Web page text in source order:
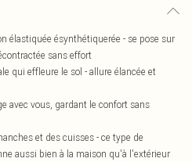
élastiquée ésynthétiquerée - se pose sur
sans effort
qui effleure le sol - allure élancée et
avec vous, gardant le confort sans
et des cuisses - ce type de
aussi bien à la maison qu'à l'extérieur